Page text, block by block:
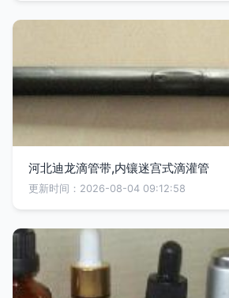
河北迪龙滴管带,内镶迷宫式滴灌管
更新时间：2026-08-04 09:12:58